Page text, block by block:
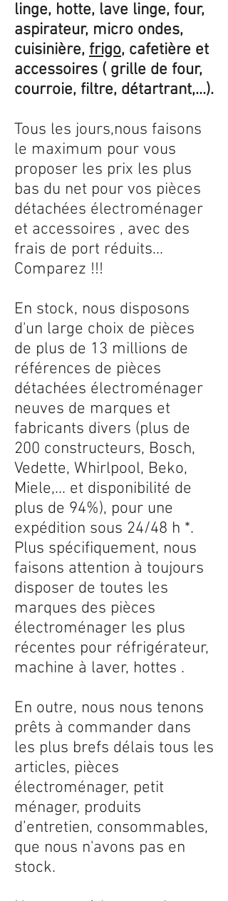
linge, hotte, lave linge, four,
aspirateur, micro ondes,
cuisinière, frigo, cafetière et
accessoires ( grille de four,
courroie, filtre, détartrant,...).
Tous les jours,nous faisons
le maximum pour vous
proposer les prix les plus
bas du net pour vos pièces
détachées électroménager
et accessoires , avec des
frais de port réduits...
Comparez !!!
En stock, nous disposons
d'un large choix de pièces
de plus de 13 millions de
références de pièces
détachées électroménager
neuves de marques et
fabricants divers (plus de
200 constructeurs, Bosch,
Vedette, Whirlpool, Beko,
Miele,... et disponibilité de
plus de 94%), pour une
expédition sous 24/48 h *.
Plus spécifiquement, nous
faisons attention à toujours
disposer de toutes les
marques des pièces
électroménager les plus
récentes pour réfrigérateur,
machine à laver, hottes .
En outre, nous nous tenons
prêts à commander dans
les plus brefs délais tous les
articles, pièces
électroménager, petit
ménager, produits
d’entretien, consommables,
que nous n'avons pas en
stock.